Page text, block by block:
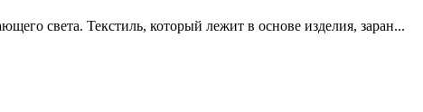
света. Текстиль, который лежит в основе изделия, заран...